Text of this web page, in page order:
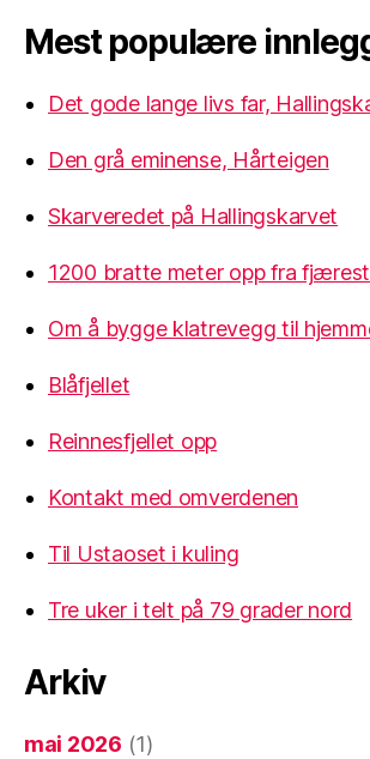
Mest populære
Det gode lange livs far,
Den grå eminense, Hårteigen
Skarveredet på Hallingskarvet
1200 bratte meter opp fra
Om å bygge klatrevegg til
Blåfjellet
Reinnesfjellet opp
Kontakt med omverdenen
Til Ustaoset i kuling
Tre uker i telt på 79 grader nord
Arkiv
mai 2026 (1)